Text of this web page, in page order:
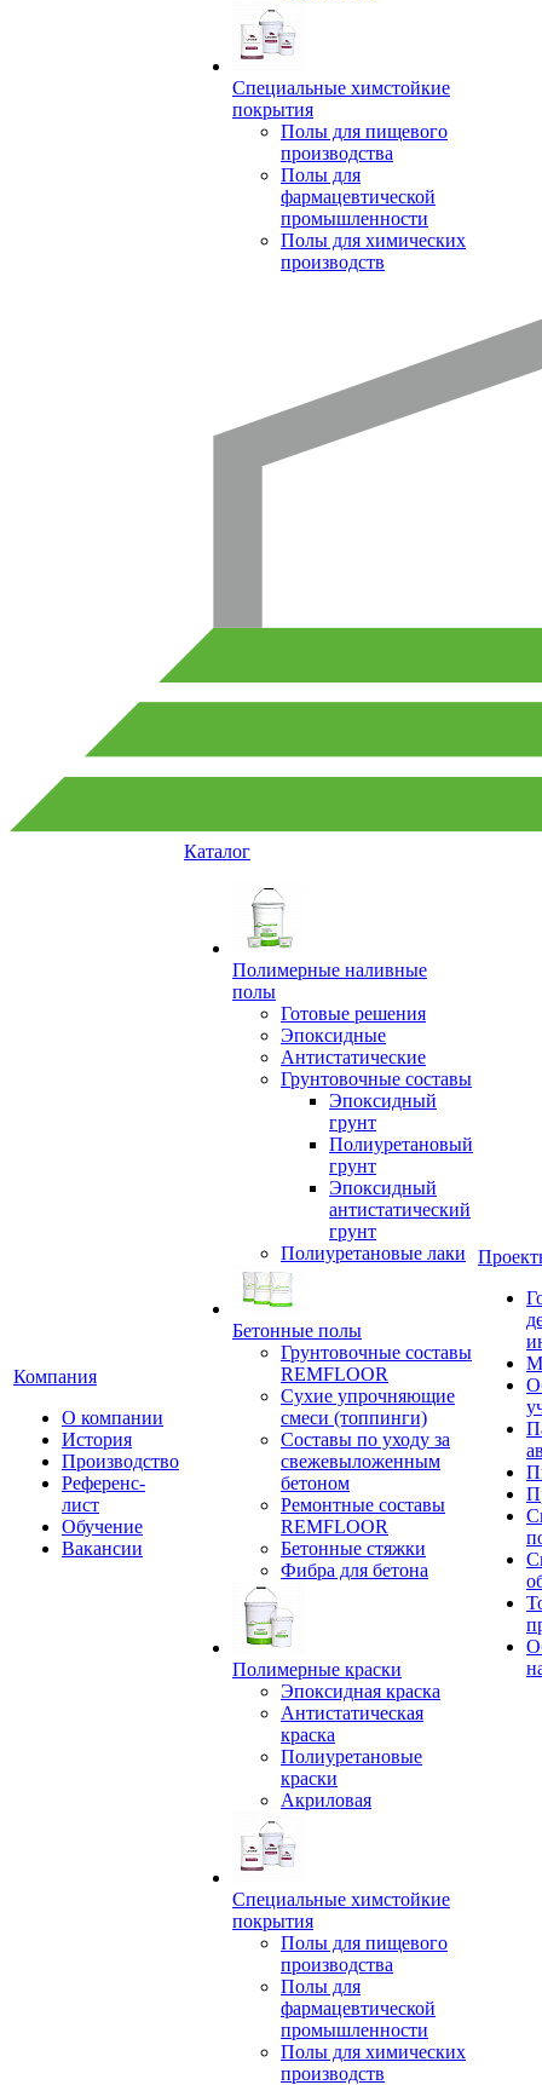
Специальные химстойкие
покрытия
Полы для пищевого
производства
Полы для
фармацевтической
промышленности
Полы для химических
производств
Компания
О компании
История
Производство
Референс-
лист
Обучение
Вакансии
Каталог
Полимерные наливные
полы
Готовые решения
Эпоксидные
Антистатические
Грунтовочные составы
Эпоксидный
грунт
Полиуретановый
грунт
Эпоксидный
антистатический
грунт
Полиуретановые лаки
Бетонные полы
Грунтовочные составы
REMFLOOR
Сухие упрочняющие
смеси (топпинги)
Составы по уходу за
свежевыложенным
бетоном
Ремонтные составы
REMFLOOR
Бетонные стяжки
Фибра для бетона
Полимерные краски
Эпоксидная краска
Антистатическая
краска
Полиуретановые
краски
Акриловая
Специальные химстойкие
покрытия
Полы для пищевого
производства
Полы для
фармацевтической
промышленности
Полы для химических
производств